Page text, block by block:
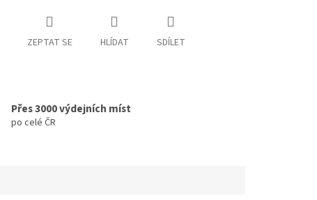
ZEPTAT SE HLÍDAT SDÍLET
Přes 3000 výdejních míst
po celé ČR